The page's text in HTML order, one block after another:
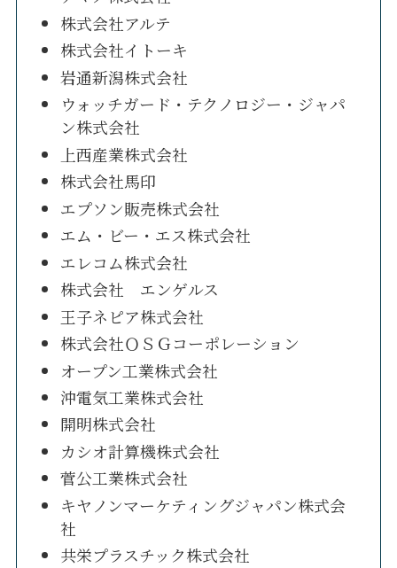
株式会社アルテ
株式会社イトーキ
岩通新潟株式会社
ウォッチガード・テクノロジー・ジャパ
ン株式会社
上西産業株式会社
株式会社馬印
エプソン販売株式会社
エム・ビー・エス株式会社
エレコム株式会社
株式会社 エンゲルス
王子ネピア株式会社
株式会社ＯＳＧコーポレーション
オープン工業株式会社
沖電気工業株式会社
開明株式会社
カシオ計算機株式会社
菅公工業株式会社
キヤノンマーケティングジャパン株式会
社
共栄プラスチック株式会社